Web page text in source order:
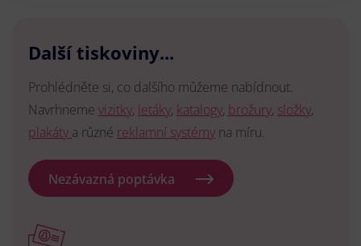
Další tiskoviny...
Prohlédněte si, co dalšího můžeme nabídnout.
Navrhneme vizitky, letáky, katalogy, brožury, složky,
plakáty a různé reklamní systémy na míru.
Nezávazná poptávka